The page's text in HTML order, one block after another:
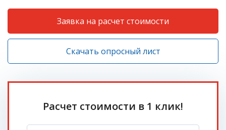
Заявка на расчет стоимости
Скачать опросный лист
Расчет стоимости в 1 клик!